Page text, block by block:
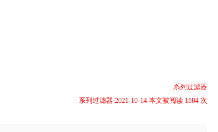
系列过滤器
系列过滤器 2021-10-14 本文被阅读 1884 次